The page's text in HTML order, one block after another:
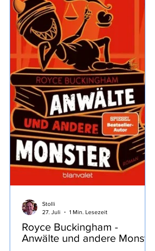
Entspannung geht irgendwie anders.
18.7.2026 Auf geht es Richtung Brenta
Dolomiten, dass wir trotz
Zwischenstopp noch 8 Stunden bis
zum Ziel brauchen war doch
überraschend… ...wir machen mal
wieder
Stolli
27. Juli
1 Min. Lesezeit